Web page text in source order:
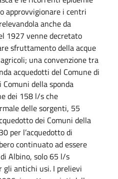
approvvigionare i centri
anche da
1927 venne decretato
sfruttamento della acque
una convenzione tra
acquedotti del Comune di
Comuni della sponda
dei 158 l/s che
delle sorgenti, 55
dei Comuni della
per l’acquedotto di
continuato ad essere
Albino, solo 65 l/s
gli antichi usi. I prelievi